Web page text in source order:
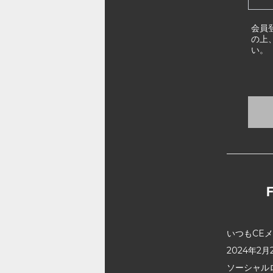
会員
の上
い。
いつもCE
2024年2月
ソーシャ